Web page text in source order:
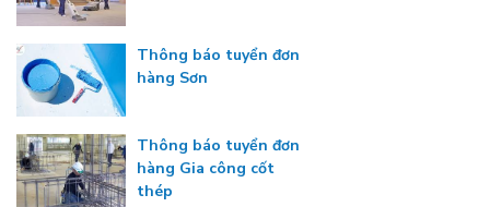
Thông báo tuyển đơn
hàng Sơn
Thông báo tuyển đơn
hàng Gia công cốt
thép